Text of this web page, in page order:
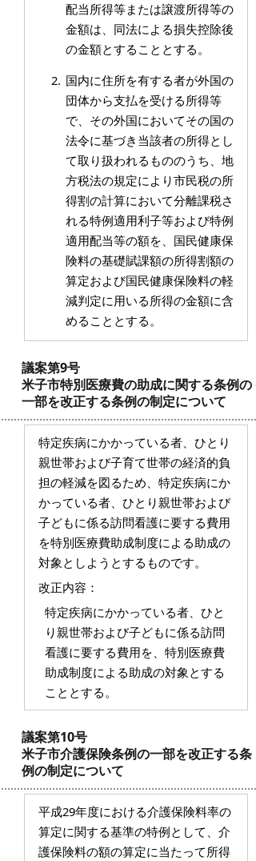
配当所得等または譲渡所得等の
金額は、同法による損失控除後
の金額とすることとする。
国内に住所を有する者が外国の
団体から支払を受ける所得等
で、その外国においてその国の
法令に基づき当該者の所得とし
て取り扱われるもののうち、地
方税法の規定により市民税の所
得割の計算において分離課税さ
れる特例適用利子等および特例
適用配当等の額を、国民健康保
険料の基礎賦課額の所得割額の
算定および国民健康保険料の軽
減判定に用いる所得の金額に含
めることとする。
議案第9号
米子市特別医療費の助成に関する条例の
一部を改正する条例の制定について
特定疾病にかかっている者、ひとり
親世帯および子育て世帯の経済的負
担の軽減を図るため、特定疾病にか
かっている者、ひとり親世帯および
子どもに係る訪問看護に要する費用
を特別医療費助成制度による助成の
対象としようとするものです。
改正内容：
特定疾病にかかっている者、ひと
り親世帯および子どもに係る訪問
看護に要する費用を、特別医療費
助成制度による助成の対象とする
こととする。
議案第10号
米子市介護保険条例の一部を改正する条
例の制定について
平成29年度における介護保険料率の
算定に関する基準の特例として、介
護保険料の額の算定に当たって所得